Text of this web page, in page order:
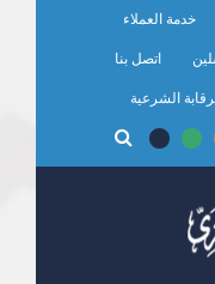
خدمة العملاء
اتصل بنا
الشرعية